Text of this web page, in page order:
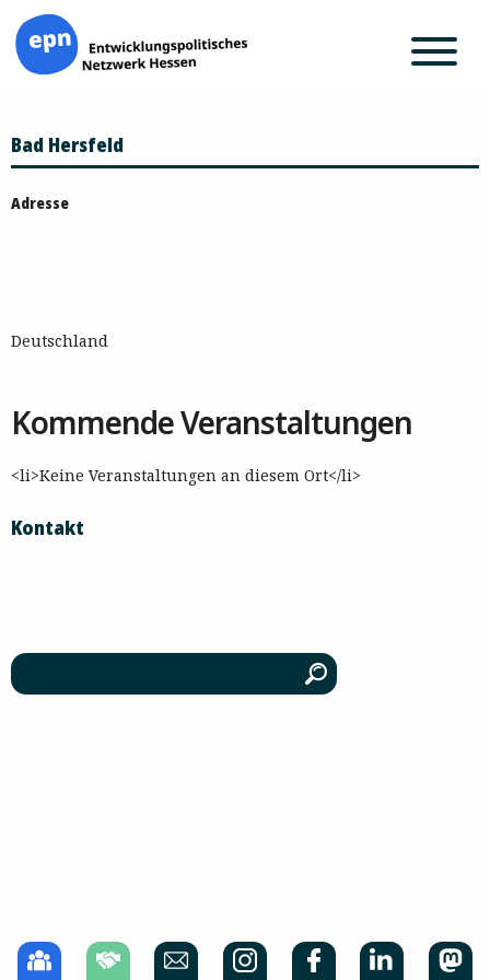
Inhalt
springen
Bad Hersfeld
Adresse
Deutschland
Kommende Veranstaltungen
<li>Keine Veranstaltungen an diesem Ort</li>
Kontakt